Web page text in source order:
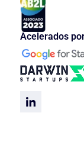
Acelerados